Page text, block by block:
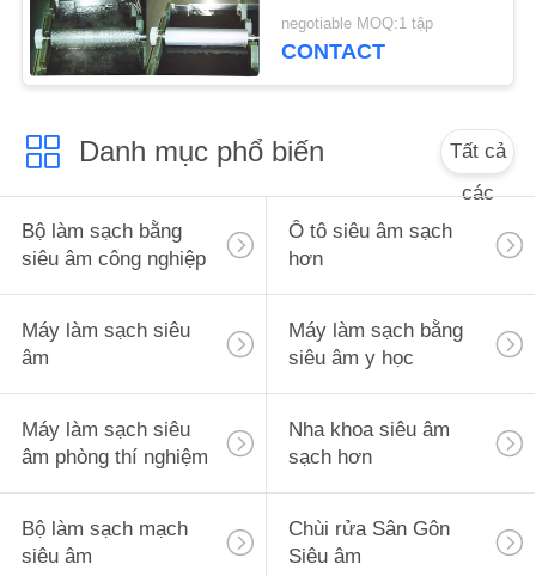
SƠ
ĐỒ
WEB
PRIVACY
POLICY
làm sạch máy
negotiable MOQ:1 tập
CONTACT
Danh mục phổ biến
Tất cả
các
Bộ làm sạch bằng
siêu âm công nghiệp
Ô tô siêu âm sạch
hơn
Máy làm sạch siêu
âm
Máy làm sạch bằng
siêu âm y học
Máy làm sạch siêu
âm phòng thí nghiệm
Nha khoa siêu âm
sạch hơn
Bộ làm sạch mạch
siêu âm
Chùi rửa Sân Gôn
Siêu âm